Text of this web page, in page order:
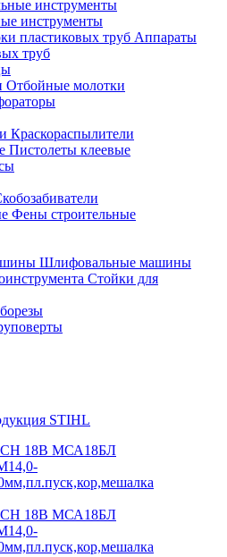
инструменты
Аппараты
труб
Отбойные молотки
Краскораспылители
Пистолеты клеевые
Фены строительные
Шлифовальные машины
Стойки для